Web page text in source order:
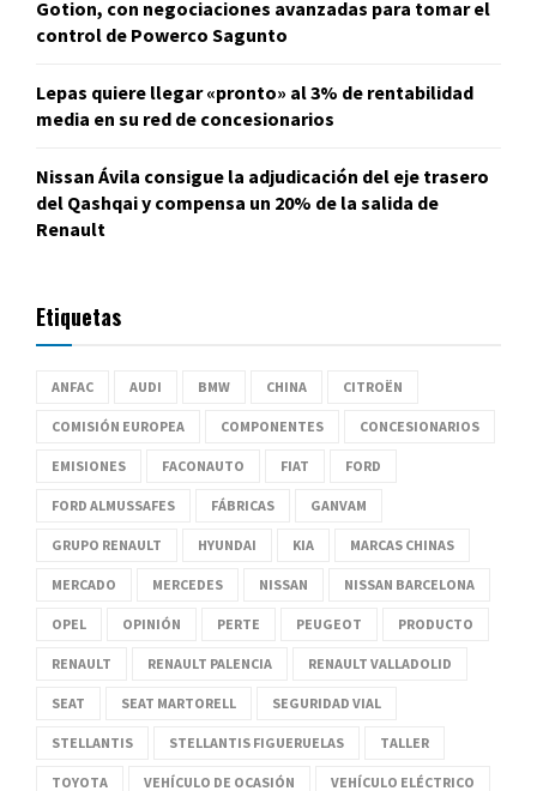
Gotion, con negociaciones avanzadas para tomar el
control de Powerco Sagunto
Lepas quiere llegar «pronto» al 3% de rentabilidad
media en su red de concesionarios
Nissan Ávila consigue la adjudicación del eje trasero
del Qashqai y compensa un 20% de la salida de
Renault
Etiquetas
ANFAC AUDI BMW CHINA CITROËN
COMISIÓN EUROPEA COMPONENTES CONCESIONARIOS
EMISIONES FACONAUTO FIAT FORD
FORD ALMUSSAFES FÁBRICAS GANVAM
GRUPO RENAULT HYUNDAI KIA MARCAS CHINAS
MERCADO MERCEDES NISSAN NISSAN BARCELONA
OPEL OPINIÓN PERTE PEUGEOT PRODUCTO
RENAULT RENAULT PALENCIA RENAULT VALLADOLID
SEAT SEAT MARTORELL SEGURIDAD VIAL
STELLANTIS STELLANTIS FIGUERUELAS TALLER
TOYOTA VEHÍCULO DE OCASIÓN VEHÍCULO ELÉCTRICO